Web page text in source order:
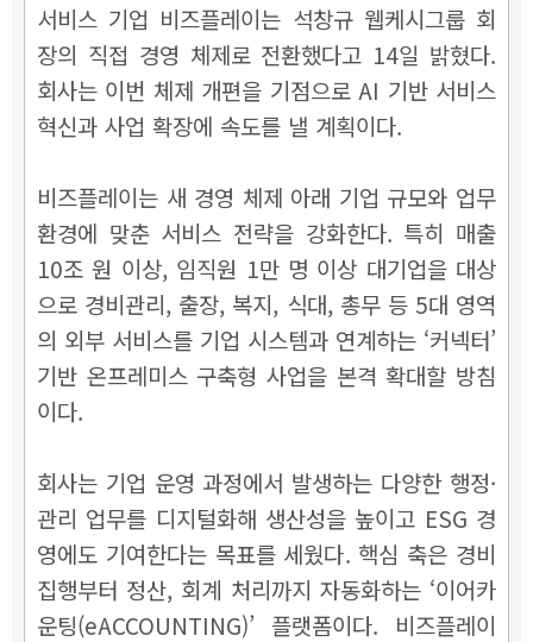
서비스 기업 비즈플레이는 석창규 웹케시그룹 회
장의 직접 경영 체제로 전환했다고 14일 밝혔다.
회사는 이번 체제 개편을 기점으로 AI 기반 서비스
혁신과 사업 확장에 속도를 낼 계획이다.
비즈플레이는 새 경영 체제 아래 기업 규모와 업무
환경에 맞춘 서비스 전략을 강화한다. 특히 매출
10조 원 이상, 임직원 1만 명 이상 대기업을 대상
으로 경비관리, 출장, 복지, 식대, 총무 등 5대 영역
의 외부 서비스를 기업 시스템과 연계하는 ‘커넥터’
기반 온프레미스 구축형 사업을 본격 확대할 방침
이다.
회사는 기업 운영 과정에서 발생하는 다양한 행정·
관리 업무를 디지털화해 생산성을 높이고 ESG 경
영에도 기여한다는 목표를 세웠다. 핵심 축은 경비
집행부터 정산, 회계 처리까지 자동화하는 ‘이어카
운팅(eACCOUNTING)’ 플랫폼이다. 비즈플레이